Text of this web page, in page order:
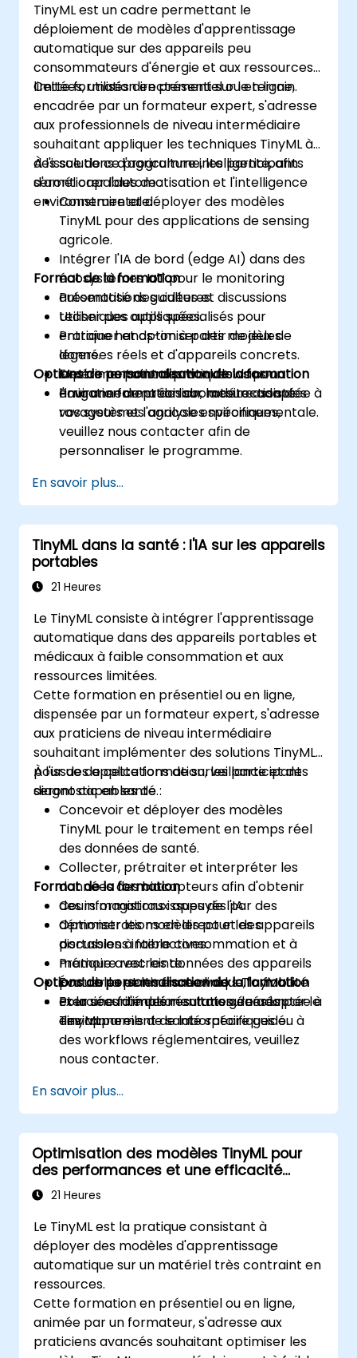
TinyML est un cadre permettant le
déploiement de modèles d'apprentissage
automatique sur des appareils peu
consommateurs d'énergie et aux ressources
limitées, utilisés directement sur le terrain.
Cette formation en présentiel ou en ligne,
encadrée par un formateur expert, s'adresse
aux professionnels de niveau intermédiaire
souhaitant appliquer les techniques TinyML à
des solutions d'agriculture intelligente, afin
d'améliorer l'automatisation et l'intelligence
environnementale.
À l'issue de ce programme, les participants
seront capables de :
Construire et déployer des modèles
TinyML pour des applications de sensing
agricole.
Intégrer l'IA de bord (edge AI) dans des
écosystèmes IoT pour le monitoring
automatisé des cultures.
Utiliser des outils spécialisés pour
entraîner et optimiser des modèles
légers.
Mettre au point des workflows pour
l'irrigation de précision, la détection des
ravageurs et l'analyse environnementale.
Format de la formation
Présentations guidées et discussions
techniques appliquées.
Pratique hands-on à partir de jeux de
données réels et d'appareils concrets.
Expérimentations pratiques dans un
environnement de laboratoire assisté.
Options de personnalisation de la formation
Pour une formation sur mesure adaptée à
vos systèmes agricoles spécifiques,
veuillez nous contacter afin de
personnaliser le programme.
En savoir plus...
TinyML dans la santé : l'IA sur les appareils
portables
21 Heures
Le TinyML consiste à intégrer l'apprentissage
automatique dans des appareils portables et
médicaux à faible consommation et aux
ressources limitées.
Cette formation en présentiel ou en ligne,
dispensée par un formateur expert, s'adresse
aux praticiens de niveau intermédiaire
souhaitant implémenter des solutions TinyML
pour des applications de surveillance et de
diagnostic en santé.
À l'issue de cette formation, les participants
seront capables de :
Concevoir et déployer des modèles
TinyML pour le traitement en temps réel
des données de santé.
Collecter, prétraiter et interpréter les
données des biocapteurs afin d'obtenir
des informations issues de l'IA.
Optimiser les modèles pour les appareils
portables à faible consommation et à
mémoire restreinte.
Évaluer la pertinence clinique, la fiabilité
et la sécurité des résultats générés par le
TinyML.
Format de la formation
Cours magistraux appuyés par des
démonstrations en direct et des
discussions interactives.
Pratique avec les données des appareils
portables et les frameworks TinyML.
Exercices d'implémentation dans un
environnement de laboratoire guidé.
Options de personnalisation de la formation
Pour une formation sur mesure adaptée à
des appareils de santé spécifiques ou à
des workflows réglementaires, veuillez
nous contacter.
En savoir plus...
Optimisation des modèles TinyML pour
des performances et une efficacité
optimales
21 Heures
Le TinyML est la pratique consistant à
déployer des modèles d'apprentissage
automatique sur un matériel très contraint en
ressources.
Cette formation en présentiel ou en ligne,
animée par un formateur, s'adresse aux
praticiens avancés souhaitant optimiser les